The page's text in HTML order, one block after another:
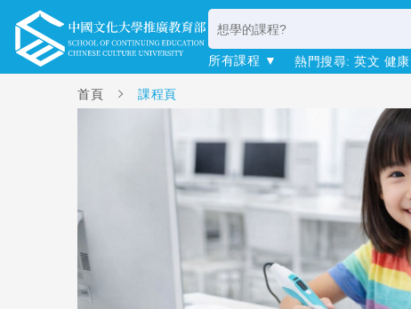
所有課程 ▼ 熱門搜尋: 英文 健康
首頁 課程頁